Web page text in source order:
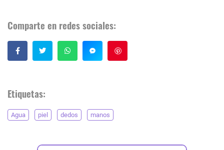
Comparte en redes sociales:
Etiquetas:
Agua piel dedos manos